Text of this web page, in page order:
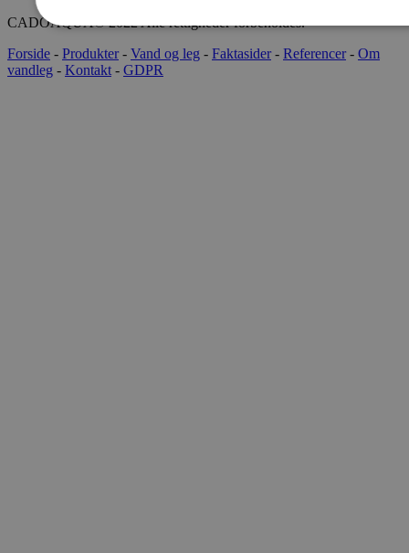
CADOAQUA® 2022 Alle rettigheder forbeholdes.
Forside - Produkter- Vand og leg - Faktasider- Referencer- Om
vandleg - Kontakt - GDPR